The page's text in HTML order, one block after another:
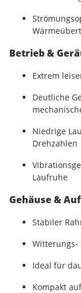
Betrieb &
Extrem
Deutliche
Niedrige
Drehzahlen
Laufruhe
Gehäuse &
Stabiler
Witterungs-
Ideal für
Kompakt